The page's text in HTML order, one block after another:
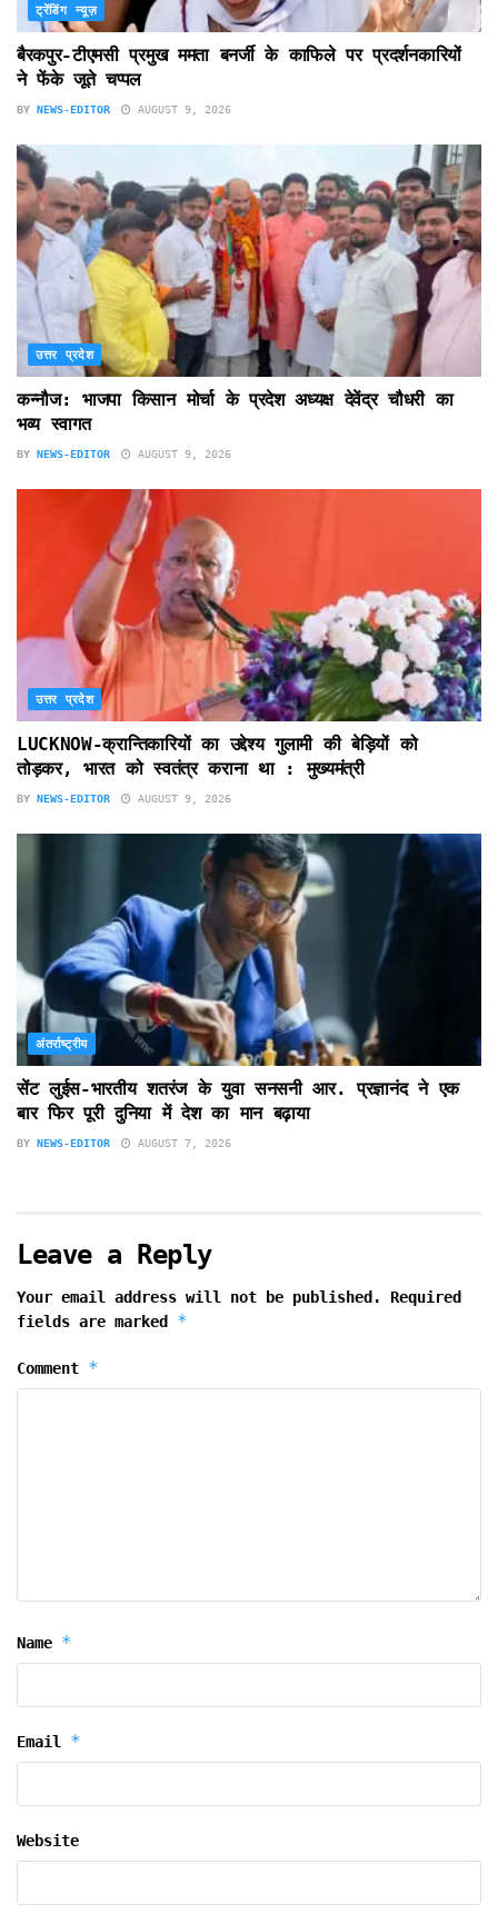
ट्रेंडिंग न्यूज़
बैरकपुर-टीएमसी प्रमुख ममता बनर्जी के काफिले पर प्रदर्शनकारियों
ने फेंके जूते चप्पल
BY NEWS-EDITOR AUGUST 9, 2026
उत्तर प्रदेश
कन्नौज: भाजपा किसान मोर्चा के प्रदेश अध्यक्ष देवेंद्र चौधरी का
भव्य स्वागत
BY NEWS-EDITOR AUGUST 9, 2026
उत्तर प्रदेश
LUCKNOW-क्रान्तिकारियों का उद्देश्य गुलामी की बेड़ियों को
तोड़कर, भारत को स्वतंत्र कराना था : मुख्यमंत्री
BY NEWS-EDITOR AUGUST 9, 2026
अंतर्राष्ट्रीय
सेंट लुईस-भारतीय शतरंज के युवा सनसनी आर. प्रज्ञानंद ने एक
बार फिर पूरी दुनिया में देश का मान बढ़ाया
BY NEWS-EDITOR AUGUST 7, 2026
Leave a Reply
Your email address will not be published.
Required
fields are marked *
Comment *
Name *
Email *
Website